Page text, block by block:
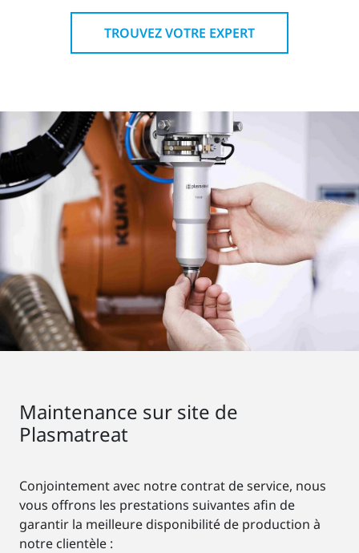
TROUVEZ VOTRE EXPERT
Maintenance sur site de
Plasmatreat
Conjointement avec notre contrat de service, nous
vous offrons les prestations suivantes afin de
garantir la meilleure disponibilité de production à
notre clientèle :